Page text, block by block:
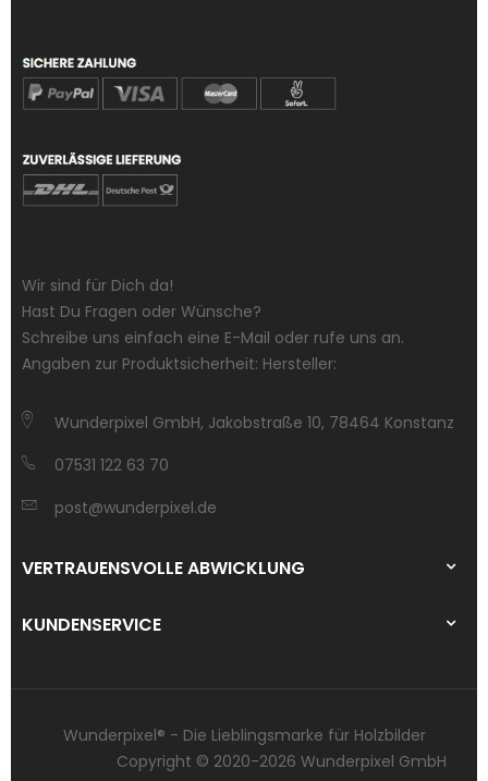
Wir sind für Dich da!
Hast Du Fragen oder Wünsche?
Schreibe uns einfach eine E-Mail oder rufe uns an.
Angaben zur Produktsicherheit: Hersteller:
Wunderpixel GmbH, Jakobstraße 10, 78464 Konstanz
07531 122 63 70
post@wunderpixel.de
VERTRAUENSVOLLE ABWICKLUNG
KUNDENSERVICE
Wunderpixel® - Die Lieblingsmarke für Holzbilder
Copyright © 2020-2026 Wunderpixel GmbH